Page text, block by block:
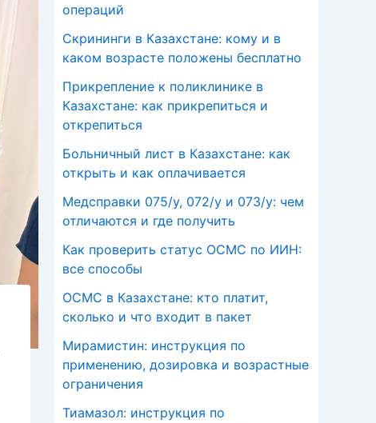
операций
Скрининги в Казахстане: кому и в
каком возрасте положены бесплатно
Прикрепление к поликлинике в
Казахстане: как прикрепиться и
открепиться
Больничный лист в Казахстане: как
открыть и как оплачивается
Медсправки 075/у, 072/у и 073/у: чем
отличаются и где получить
Как проверить статус ОСМС по ИИН:
все способы
ОСМС в Казахстане: кто платит,
сколько и что входит в пакет
Мирамистин: инструкция по
применению, дозировка и возрастные
ограничения
Тиамазол: инструкция по